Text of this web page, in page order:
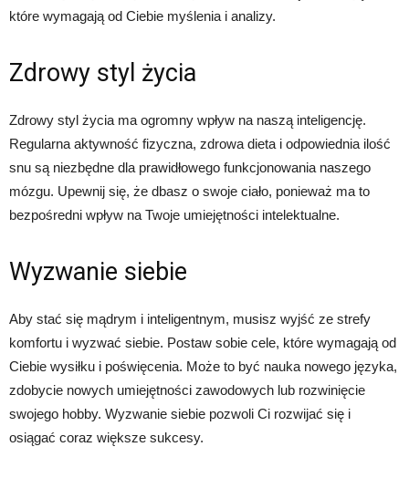
które wymagają od Ciebie myślenia i analizy.
Zdrowy styl życia
Zdrowy styl życia ma ogromny wpływ na naszą inteligencję.
Regularna aktywność fizyczna, zdrowa dieta i odpowiednia ilość
snu są niezbędne dla prawidłowego funkcjonowania naszego
mózgu. Upewnij się, że dbasz o swoje ciało, ponieważ ma to
bezpośredni wpływ na Twoje umiejętności intelektualne.
Wyzwanie siebie
Aby stać się mądrym i inteligentnym, musisz wyjść ze strefy
komfortu i wyzwać siebie. Postaw sobie cele, które wymagają od
Ciebie wysiłku i poświęcenia. Może to być nauka nowego języka,
zdobycie nowych umiejętności zawodowych lub rozwinięcie
swojego hobby. Wyzwanie siebie pozwoli Ci rozwijać się i
osiągać coraz większe sukcesy.